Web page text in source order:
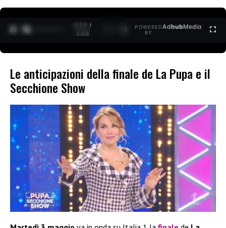
0:30 /
3:35
POWERED
BY
AdhubMedia
Le anticipazioni della finale de La Pupa e il
Secchione Show